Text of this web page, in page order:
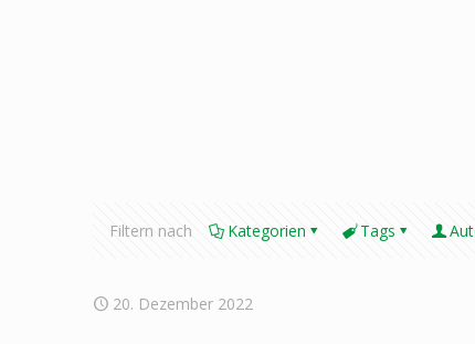
Filtern nach Kategorien Tags
20. Dezember 2022